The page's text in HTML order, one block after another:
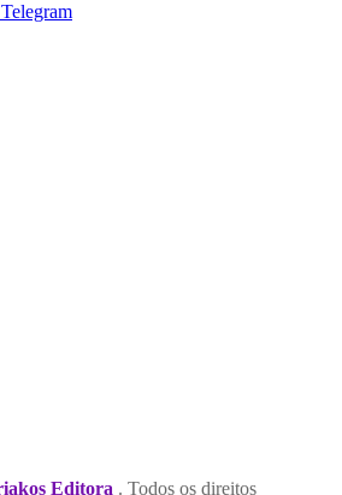
Telegram
Editora . Todos os direitos